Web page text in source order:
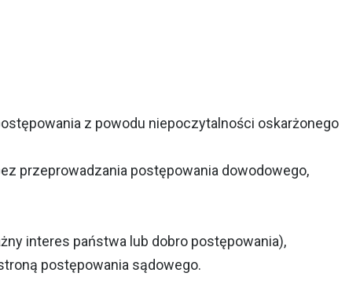
z powodu niepoczytalności oskarżonego
przeprowadzania postępowania dowodowego,
interes państwa lub dobro postępowania),
postępowania sądowego.